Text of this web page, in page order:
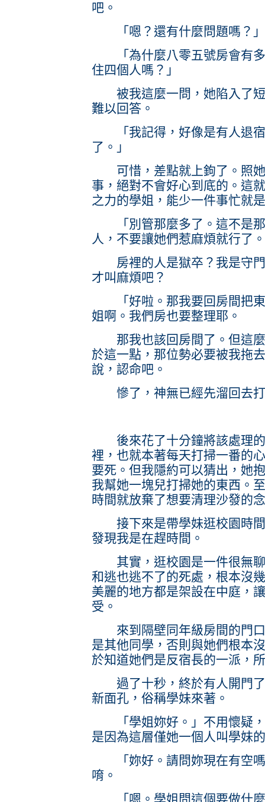
吧。
「嗯？還有什麼問題嗎？」
「為什麼八零五號房會有多
住四個人嗎？」
被我這麼一問，她陷入了短
難以回答。
「我記得，好像是有人退宿
了。」
可惜，差點就上鉤了。照她
事，絕對不會好心到底的。這
之力的學姐，能少一件事忙就
「別管那麼多了。這不是那
人，不要讓她們惹麻煩就行了
房裡的人是獄卒？我是守門
才叫麻煩吧？
「好啦。那我要回房間把東
姐啊。我們房也要整理耶。
那我也該回房間了。但這麼
於這一點，那位勢必要被我拖
說，認命吧。
慘了，神無已經先溜回去
後來花了十分鐘將該處理的
裡，也就本著每天打掃一番的
要死。但我隱約可以猜出，她
我幫她一塊兒打掃她的東西。
時間就放棄了想要清理沙發的
接下來是帶學妹逛校園時間
發現我是在趕時間。
其實，逛校園是一件很無聊
和逃也逃不了的死處，根本沒
美麗的地方都是架設在中庭，
受。
來到隔壁同年級房間的門口
是其他同學，否則與她們根本
於知道她們是反宿長的一派，
過了十秒，終於有人開門了
新面孔，俗稱學妹來著。
「學姐妳好。」不用懷疑，
是因為這層僅她一個人叫學妹
「妳好。請問妳現在有空嗎
唷。
「嗯。學姐問這個要做什